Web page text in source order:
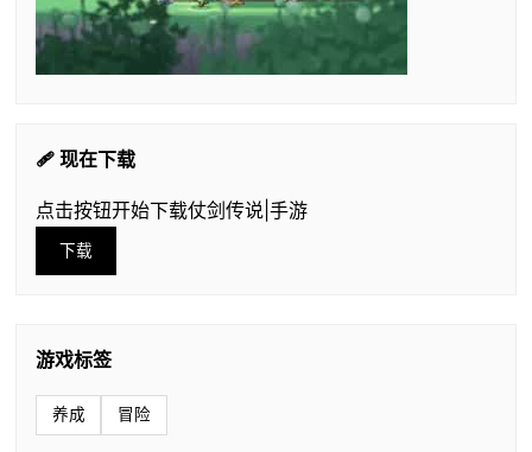
🩹 现在下载
点击按钮开始下载仗剑传说|手游
下载
游戏标签
养成 冒险